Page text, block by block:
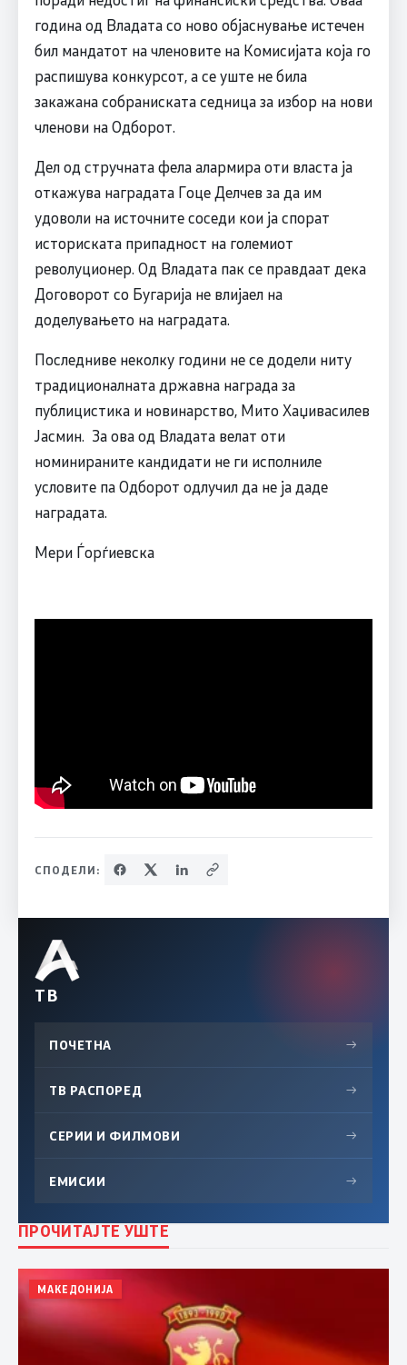
година од Владата со ново објаснување истечен
бил мандатот на членовите на Комисијата која го
распишува конкурсот, а се уште не била
закажана собраниската седница за избор на нови
членови на Одборот.
Дел од стручната фела алармира оти власта ја
откажува наградата Гоце Делчев за да им
удоволи на источните соседи кои ја спорат
историската припадност на големиот
револуционер. Од Владата пак се правдаат дека
Договорот со Бугарија не влијаел на
доделувањето на наградата.
Последниве неколку години не се додели ниту
традиционалната државна награда за
публицистика и новинарство, Мито Хаџивасилев
Јасмин. За ова од Владата велат оти
номинираните кандидати не ги исполниле
условите па Одборот одлучил да не ја даде
наградата.
Мери Ѓорѓиевска
СПОДЕЛИ:
ТВ
ПОЧЕТНА →
ТВ РАСПОРЕД →
СЕРИИ И ФИЛМОВИ →
ЕМИСИИ →
ПРОЧИТАЈТЕ УШТЕ
МАКЕДОНИЈА